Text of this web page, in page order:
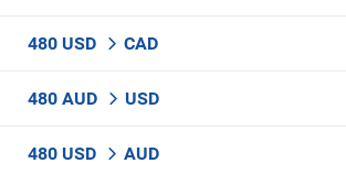
480 USD CAD
480 AUD USD
480 USD AUD